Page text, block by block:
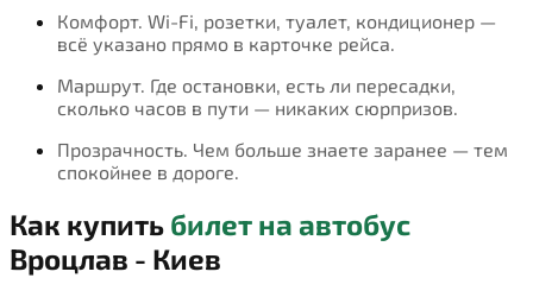
Комфорт. Wi-Fi, розетки, туалет, кондиционер —
всё указано прямо в карточке рейса.
Маршрут. Где остановки, есть ли пересадки,
сколько часов в пути — никаких сюрпризов.
Прозрачность. Чем больше знаете заранее — тем
спокойнее в дороге.
Как купить билет на автобус
Вроцлав - Киев